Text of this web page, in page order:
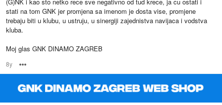
stati na tom GNK jer promjena sa imenom je dosta vise, promjene
trebaju biti u klubu, u ustruju, u sinergiji zajednistva navijaca i vodstva
kluba.
Moj glas GNK DINAMO ZAGREB
8y